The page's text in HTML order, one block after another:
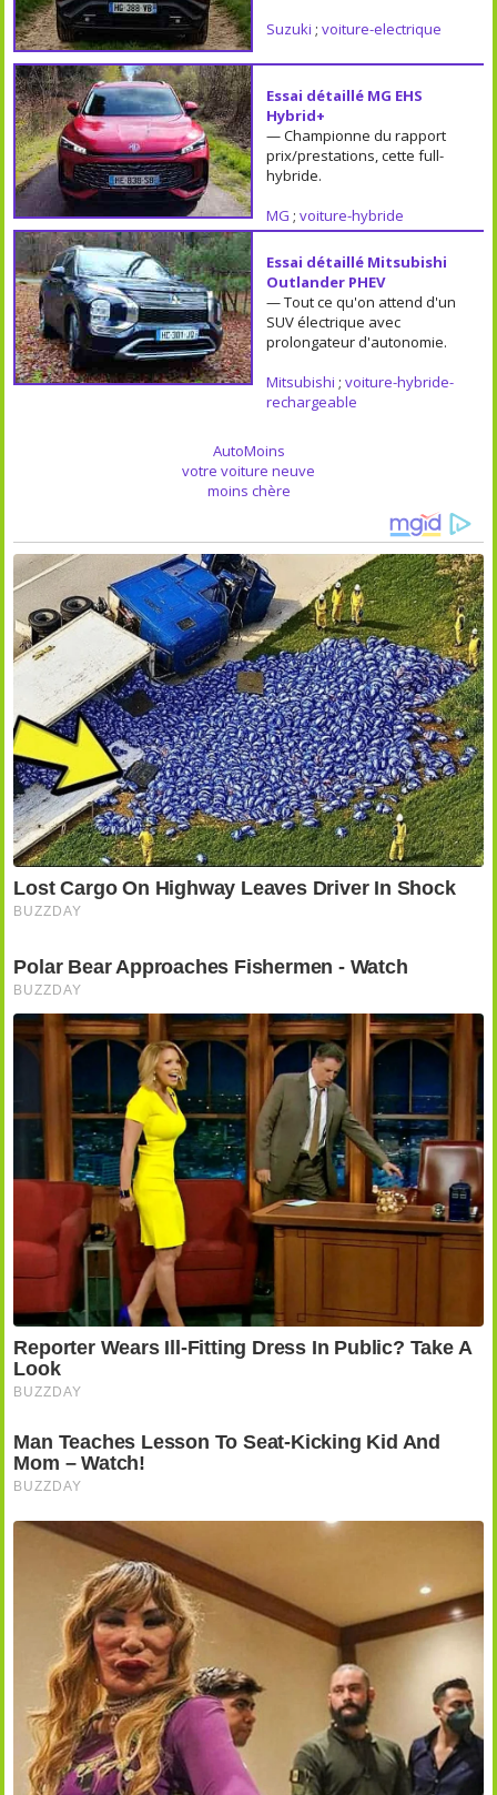
Suzuki ; voiture-electrique
Essai détaillé MG EHS
Hybrid+
— Championne du rapport
prix/prestations, cette full-
hybride.
MG ; voiture-hybride
Essai détaillé Mitsubishi
Outlander PHEV
— Tout ce qu'on attend d'un
SUV électrique avec
prolongateur d'autonomie.
Mitsubishi ; voiture-hybride-
rechargeable
AutoMoins
votre voiture neuve
moins chère